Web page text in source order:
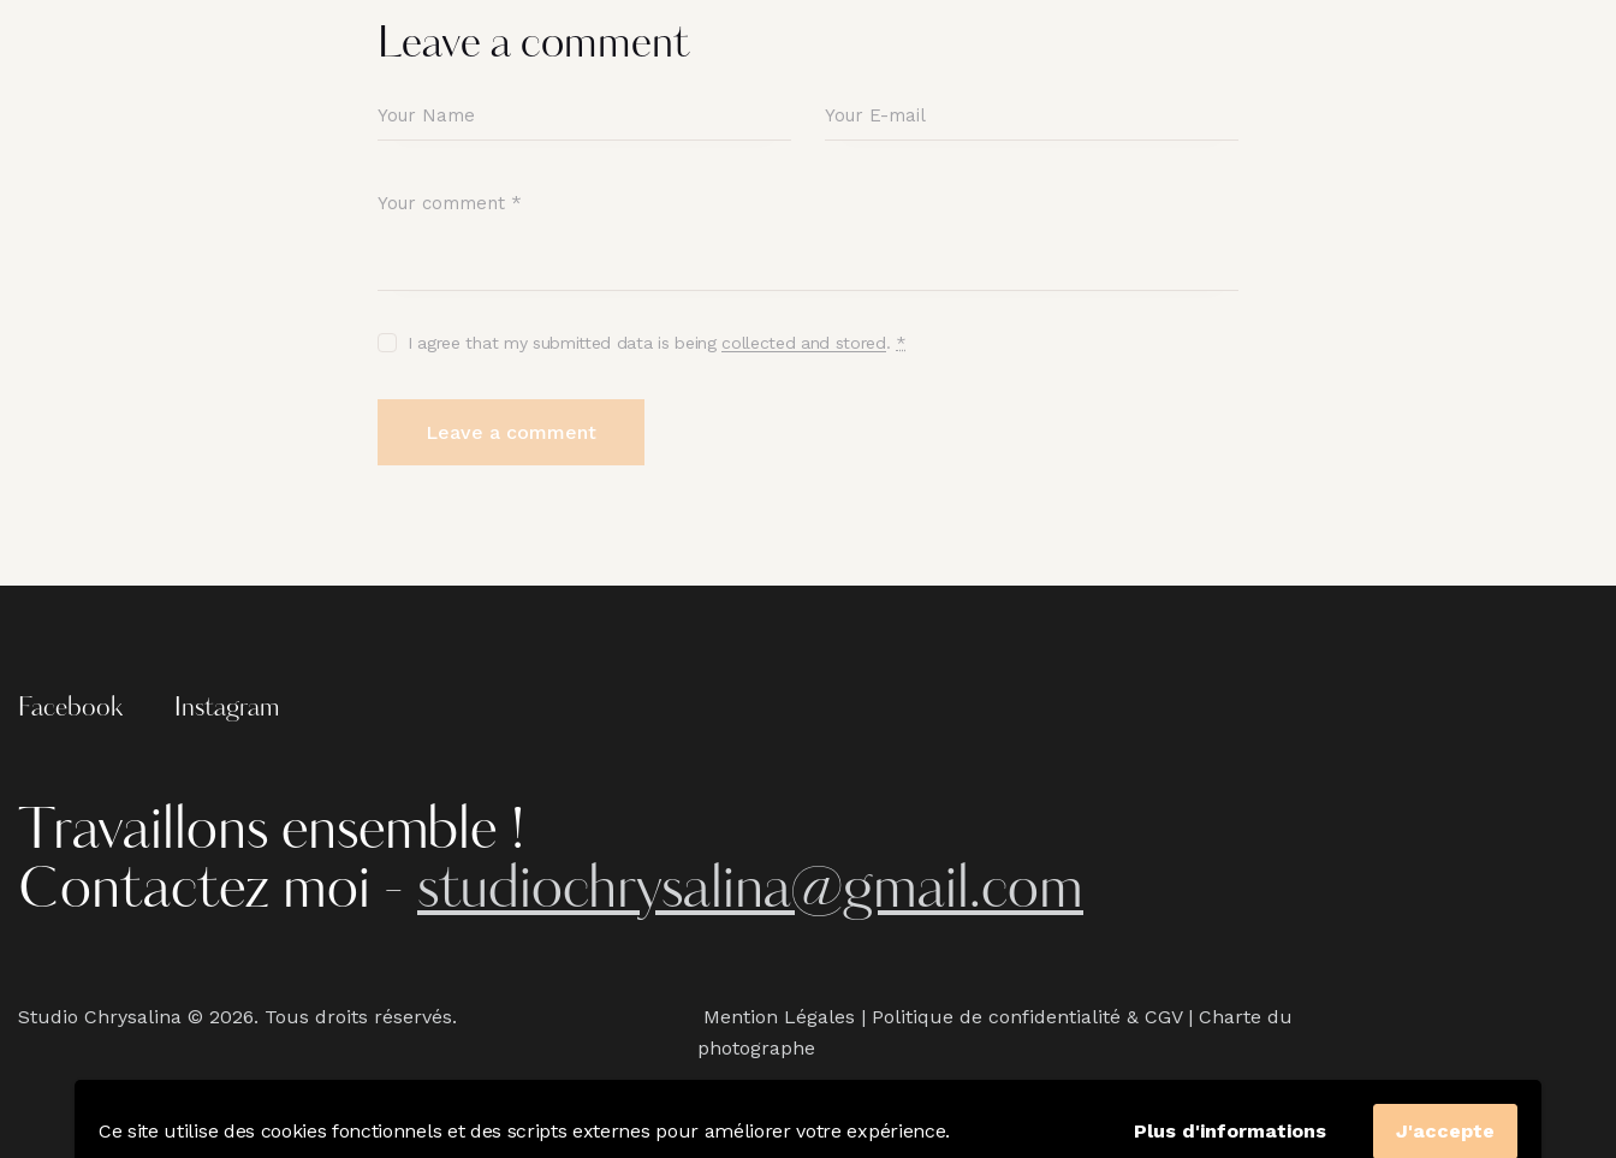
Ce site utilise des cookies fonctionnels et des scripts externes pour améliorer votre expérience. Plus d'informations J'accepte
Leave a comment
I agree that my submitted data is being collected and stored. *
Facebook Instagram
Travaillons ensemble !
Contactez moi - studiochrysalina@gmail.com
Studio Chrysalina © 2026. Tous droits réservés. Mention Légales | Politique de confidentialité & CGV| Charte du
photographe